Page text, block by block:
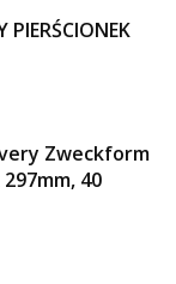
PIERŚCIONEK
Zweckform
40